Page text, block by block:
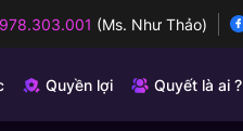
(Ms. Như Thảo)
Quyền lợi Quyết là ai ?